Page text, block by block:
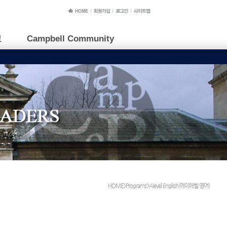
Campbell Community
HOME>Programs>Alevel English(에이레벨 영어)